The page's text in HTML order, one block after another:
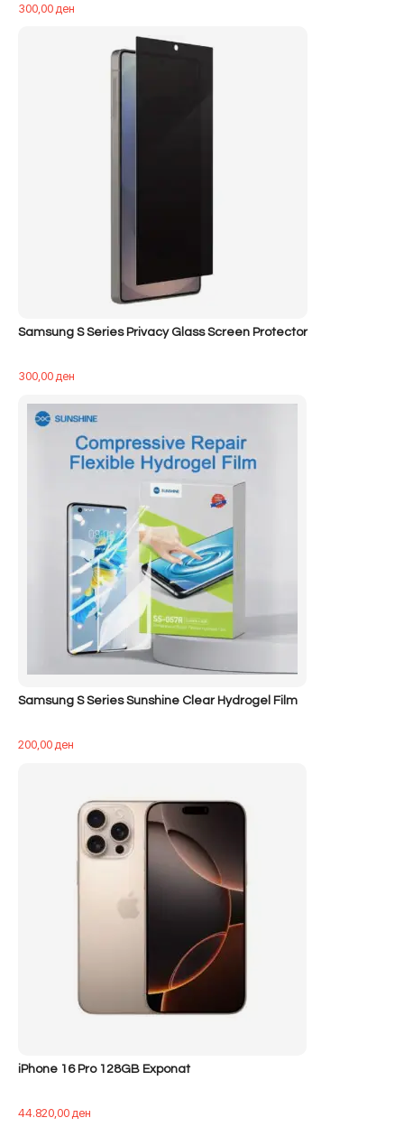
300,00ден
Samsung S Series Privacy Glass Screen Protector
300,00ден
Samsung S Series Sunshine Clear Hydrogel Film
200,00ден
iPhone 16 Pro 128GB Exponat
44.820,00ден